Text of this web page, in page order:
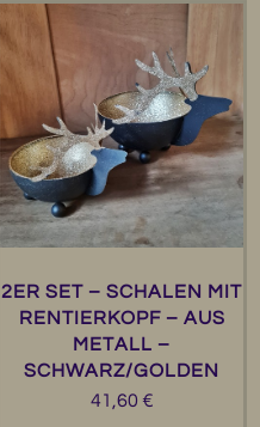
2ER SET – SCHALEN MIT
RENTIERKOPF – AUS
METALL –
SCHWARZ/GOLDEN
41,60 €